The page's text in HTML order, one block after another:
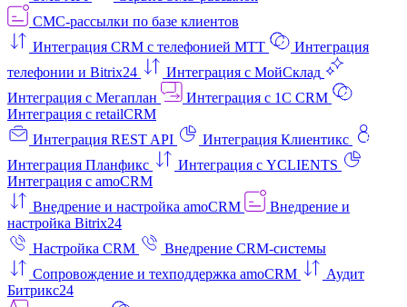
СМС-рассылки по базе клиентов
Интеграция CRM с телефонией МТТ
Интеграция
телефонии и Bitrix24
Интеграция с МойСклад
Интеграция с Мегаплан
Интеграция с 1C CRM
Интеграция с retailCRM
Интеграция REST API
Интеграция Клиентикс
Интеграция Планфикс
Интеграция с YCLIENTS
Интеграция с amoCRM
Внедрение и настройка amoCRM
Внедрение и
настройка Bitrix24
Настройка CRM
Внедрение CRM-системы
Сопровождение и техподдержка amoCRM
Аудит
Битрикс24